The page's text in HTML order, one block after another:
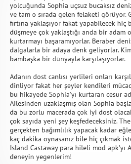
yolcuğunda Sophia uçsuz bucaksız
ve tam o sırada gelen felaketi görüyor.
fırtına yaklaşıyor fakat yapabilecek hiç
düşmeye çok yaklaştığı anda bir adam
kurtarmayı başaramıyorlar. Beraber
dalgalarla bir adaya denk geliyorlar.
bambaşka bir dünyayla karşılaşıyorlar.
Adanın dost canlısı yerlileri onları
dinliyor fakat her şeyler kendileri
bu hikayede Sophia'yı kurtaran cesur
Ailesinden uzaklaşmış olan Sophia
da bu zorlu macerada çok iyi dost
çok sayıda yeni şey keşfedeceksiniz.
gerçekten bağımlılık yapacak kadar
kaç dakika oynasanız bile hiç çıkmak
Island Castaway para hileli mod apk'yı
deneyin yegenlerim!